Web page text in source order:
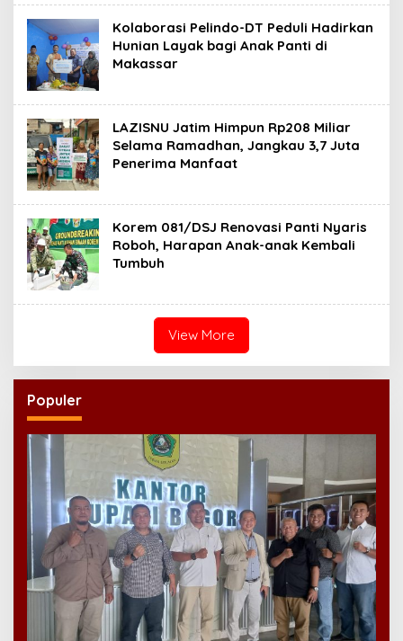
Kolaborasi Pelindo-DT Peduli Hadirkan
Hunian Layak bagi Anak Panti di
Makassar
LAZISNU Jatim Himpun Rp208 Miliar
Selama Ramadhan, Jangkau 3,7 Juta
Penerima Manfaat
Korem 081/DSJ Renovasi Panti Nyaris
Roboh, Harapan Anak-anak Kembali
Tumbuh
View More
Populer